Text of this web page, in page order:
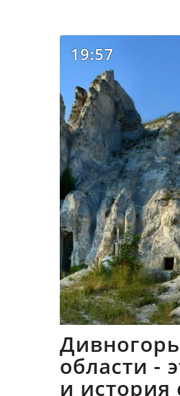
19:57
области -
и история